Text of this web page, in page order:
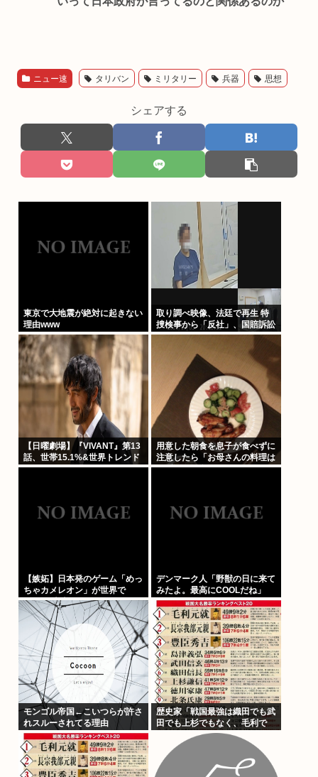
ニュー速 タリバン ミリタリー 兵器 思想
シェアする
東京で大地震が絶対に起きない
理由www
取り調べ映像、法廷で再生 特
捜検事から「反社」、国賠訴訟
【日曜劇場】『VIVANT』第13
話、世帯15.1%&世界トレンド
1位
用意した朝食を息子が食べずに
注意したら「お母さんの料理は
まずいから食べたくない」と…
議論に
【嫉妬】日本発のゲーム「めっ
ちゃカメレオン」が世界で
1500万本売れる
デンマーク人「野獣の日に来て
みたよ。最高にCOOLだね」
モンゴル帝国←こいつらが許さ
れスルーされてる理由
歴史家「戦国最強は織田でも武
田でも上杉でもなく、毛利で